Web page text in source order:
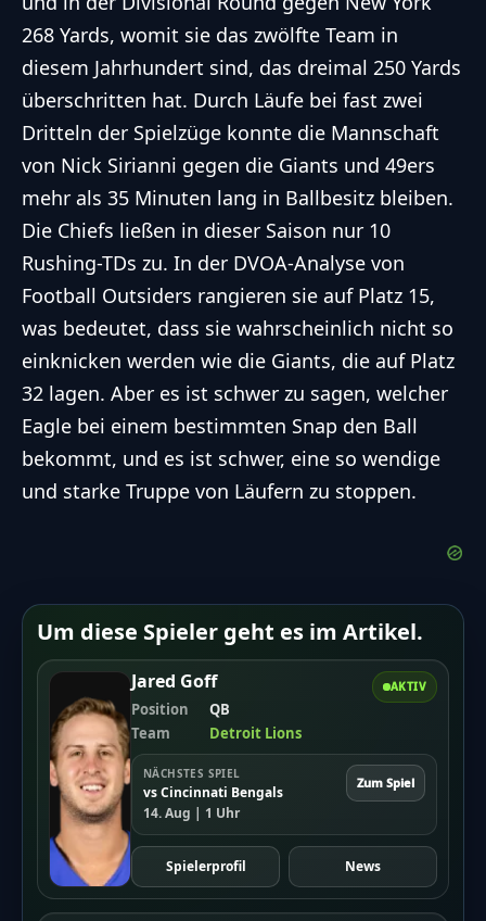
268 Yards, womit sie das zwölfte Team in
diesem Jahrhundert sind, das dreimal 250 Yards
überschritten hat. Durch Läufe bei fast zwei
Dritteln der Spielzüge konnte die Mannschaft
von Nick Sirianni gegen die Giants und 49ers
mehr als 35 Minuten lang in Ballbesitz bleiben.
Die Chiefs ließen in dieser Saison nur 10
Rushing-TDs zu. In der DVOA-Analyse von
Football Outsiders rangieren sie auf Platz 15,
was bedeutet, dass sie wahrscheinlich nicht so
einknicken werden wie die Giants, die auf Platz
32 lagen. Aber es ist schwer zu sagen, welcher
Eagle bei einem bestimmten Snap den Ball
bekommt, und es ist schwer, eine so wendige
und starke Truppe von Läufern zu stoppen.
Um diese Spieler geht es im Artikel.
AKTIV
Jared Goff
Position
QB
Team
Detroit Lions
NÄCHSTES SPIEL
vs Cincinnati Bengals
14. Aug | 1 Uhr
Zum Spiel
Spielerprofil News